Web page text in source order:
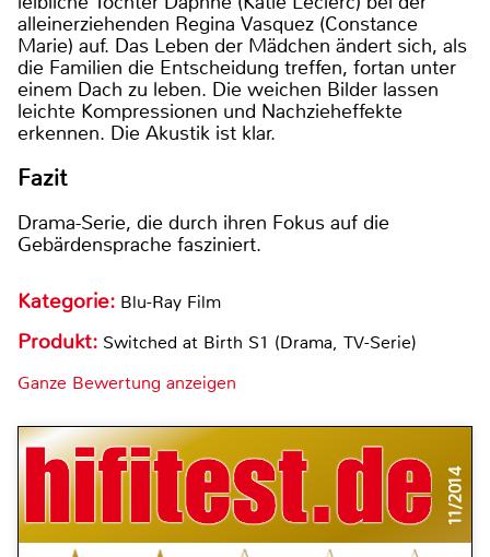
alleinerziehenden Regina Vasquez (Constance
Marie) auf. Das Leben der Mädchen ändert sich, als
die Familien die Entscheidung treffen, fortan unter
einem Dach zu leben. Die weichen Bilder lassen
leichte Kompressionen und Nachzieheffekte
erkennen. Die Akustik ist klar.
Fazit
Drama-Serie, die durch ihren Fokus auf die
Gebärdensprache fasziniert.
Kategorie: Blu-Ray Film
Produkt: Switched at Birth S1 (Drama, TV-Serie)
Ganze Bewertung anzeigen
11/2014